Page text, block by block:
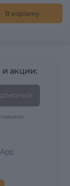
В корзину
и акции: